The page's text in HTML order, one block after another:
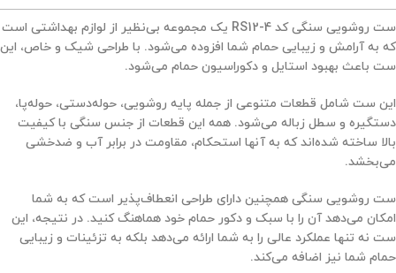
ست روشویی سنگی کد RS12-4 یک مجموعه بی‌نظیر از لوازم بهداشتی است
که به آرامش و زیبایی حمام شما افزوده می‌شود. با طراحی شیک و خاص، این
ست باعث بهبود استایل و دکوراسیون حمام می‌شود.
این ست شامل قطعات متنوعی از جمله پایه روشویی، حوله‌دستی، حوله‌پا،
دستگیره و سطل زباله می‌شود. همه این قطعات از جنس سنگی با کیفیت
بالا ساخته شده‌اند که به آنها استحکام، مقاومت در برابر آب و ضدخشی
می‌بخشد.
ست روشویی سنگی همچنین دارای طراحی انعطاف‌پذیر است که به شما
امکان می‌دهد آن را با سبک و دکور حمام خود هماهنگ کنید. در نتیجه، این
ست نه تنها عملکرد عالی را به شما ارائه می‌دهد بلکه به تزئینات و زیبایی
حمام شما نیز اضافه می‌کند.